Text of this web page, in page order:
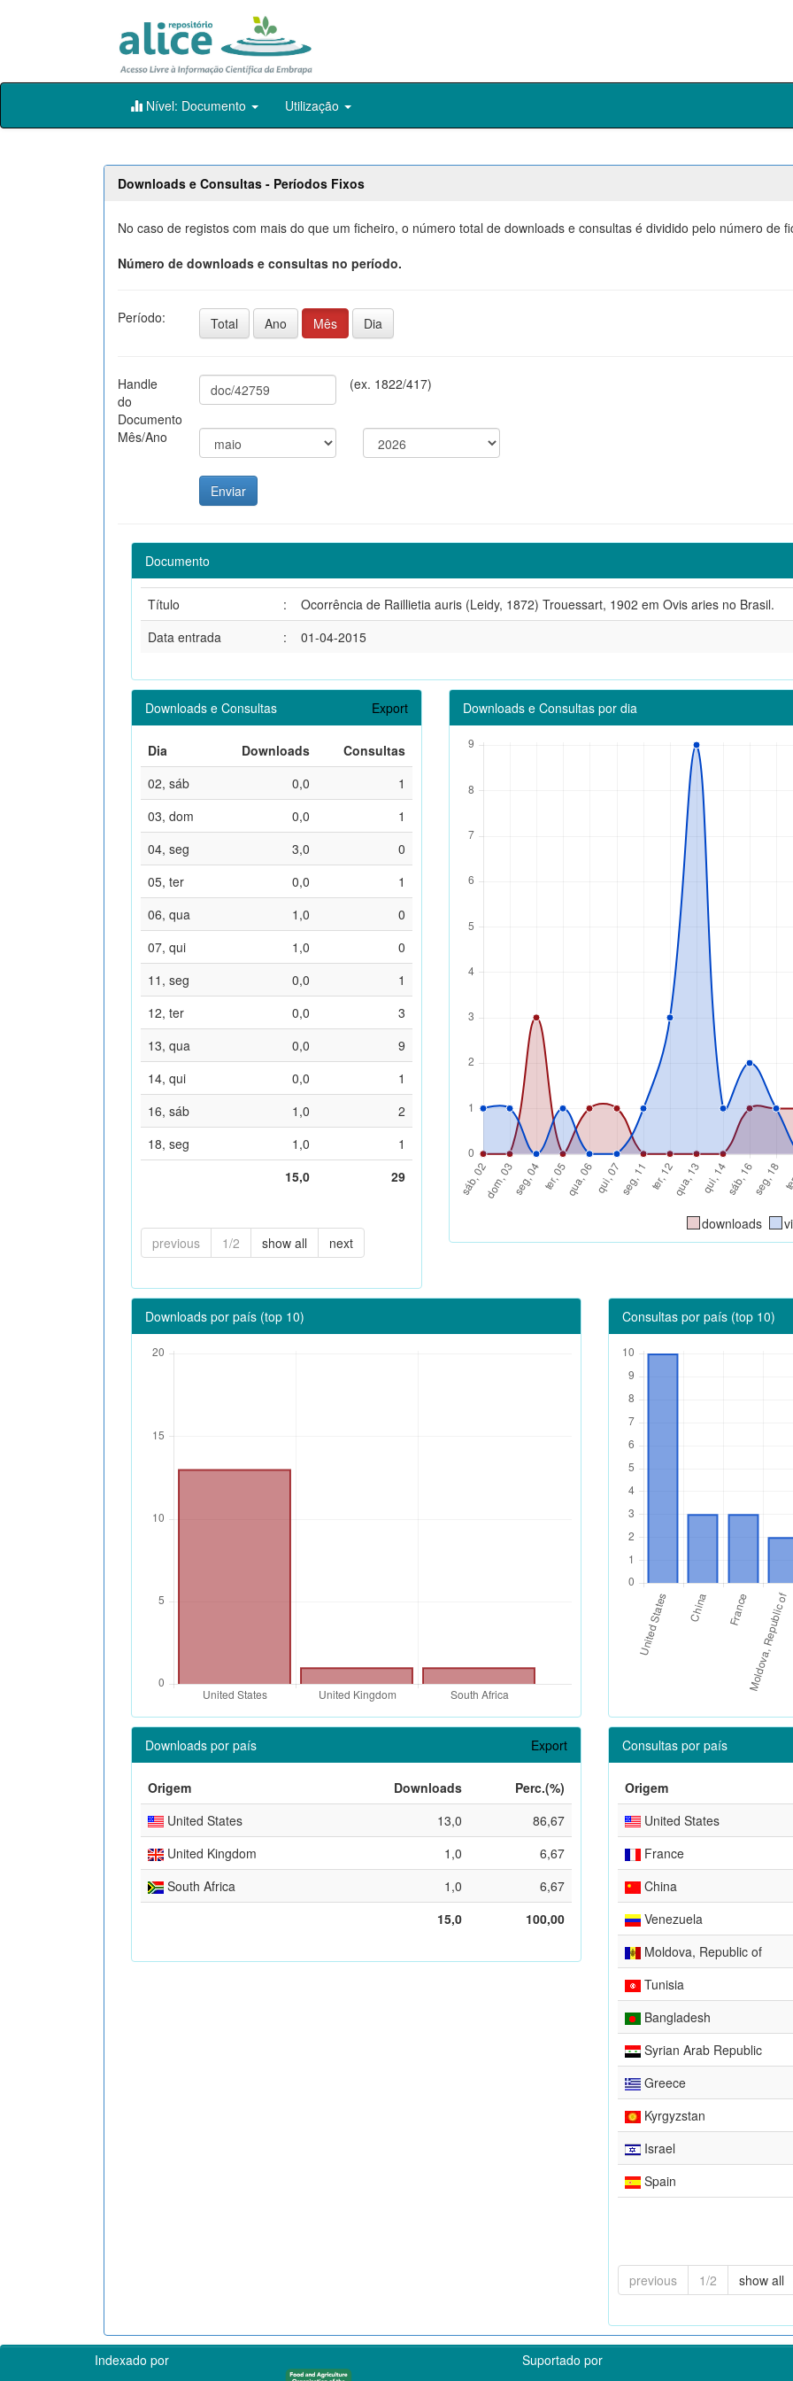
Skip
Nível: Documento Utilização
Downloads e Consultas - Períodos Fixos
No caso de registos com mais do que um ficheiro, o número total de downloads e consultas é dividido pelo número de
Número de downloads e consultas no período.
Período: Total Ano Mês Dia
Handle
do
Documento
(ex. 1822/417)
Mês/Ano
Documento
Título :
Ocorrência de Raillietia auris (Leidy, 1872) Trouessart, 1902 em Ovis aries no Brasil.
Data entrada
: 01-04-2015
Downloads e Consultas Export
Dia Downloads
Consultas
02, sáb
0,0
1
03, dom
0,0
1
04, seg
3,0
0
05, ter
0,0
1
06, qua
1,0
0
07, qui
1,0
0
11, seg
0,0
1
12, ter
0,0
3
13, qua
0,0
9
14, qui
0,0
1
16, sáb
1,0
2
18, seg
1,0
1
15,0
29
previous 1/2 show all next
Downloads e Consultas por dia
downloads
Downloads por país (top 10) Consultas por país (top 10)
Downloads por país Export
Origem Downloads
Perc.(%)
United States
13,0
86,67
United Kingdom
1,0
6,67
South Africa
1,0
6,67
15,0
100,00
Consultas por país
Origem
United States
France
China
Venezuela
Moldova, Republic of
Tunisia
Bangladesh
Syrian Arab Republic
Greece
Kyrgyzstan
Israel
Spain
previous 1/2 show all
Indexado por Suportado por